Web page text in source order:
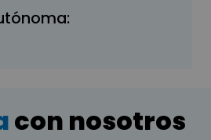
con nosotros